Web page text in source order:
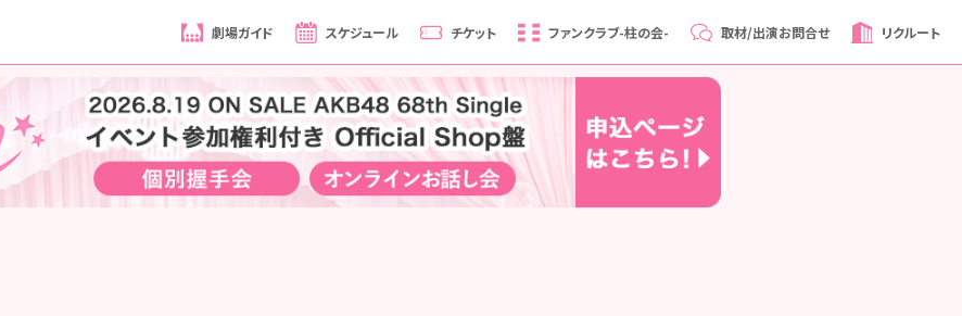
劇場ガイド スケジュール チケット ファンクラブ-柱の会- 取材/出演お問合せ リクルート